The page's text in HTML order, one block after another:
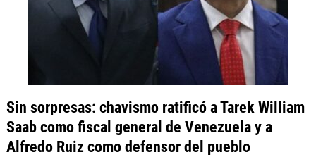
Sin sorpresas: chavismo ratificó a Tarek William
Saab como fiscal general de Venezuela y a
Alfredo Ruiz como defensor del pueblo